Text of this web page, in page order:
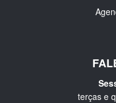
terças e